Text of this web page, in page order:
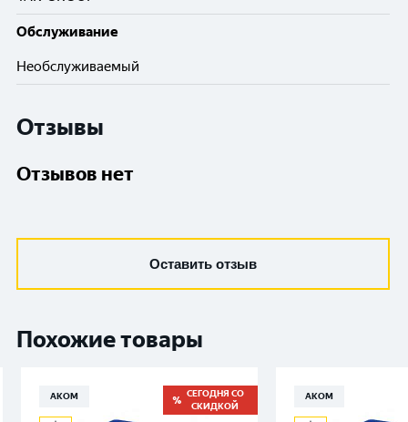
Обслуживание
Необслуживаемый
Отзывы
Отзывов нет
Оставить отзыв
Похожие товары
АКОМ
СЕГОДНЯ СО
СКИДКОЙ
АКОМ